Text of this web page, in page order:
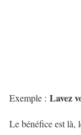
Exemple : Lavez
Le bénéfice est là,